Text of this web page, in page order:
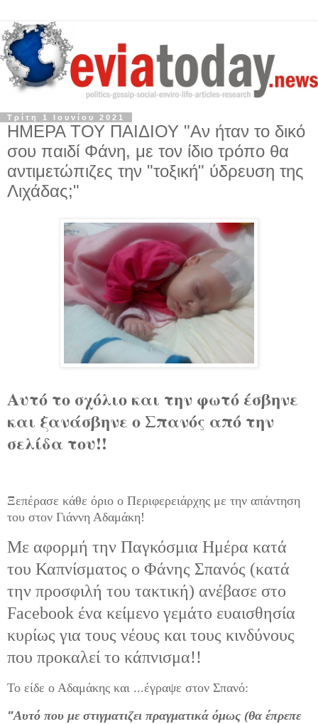
Τρίτη 1 Ιουνίου 2021
ΗΜΕΡΑ ΤΟΥ ΠΑΙΔΙΟΥ "Αν ήταν το δικό
σου παιδί Φάνη, με τον ίδιο τρόπο θα
αντιμετώπιζες την "τοξική" ύδρευση της
Λιχάδας;"
Αυτό το σχόλιο και την φωτό έσβηνε
και ξανάσβηνε ο Σπανός από την
σελίδα του!!
Ξεπέρασε κάθε όριο ο Περιφερειάρχης με την απάντηση
του στον Γιάννη Αδαμάκη!
Με αφορμή την Παγκόσμια Ημέρα κατά
του Καπνίσματος ο Φάνης Σπανός (κατά
την προσφιλή του τακτική) ανέβασε στο
Facebook ένα κείμενο γεμάτο ευαισθησία
κυρίως για τους νέους και τους κινδύνους
που προκαλεί το κάπνισμα!!
Το είδε ο Αδαμάκης και ...έγραψε στον Σπανό:
"Αυτό που με στιγματιζει πραγματικά όμως (θα έπρεπε